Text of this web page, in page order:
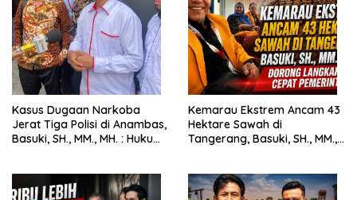
Kasus Dugaan Narkoba
Jerat Tiga Polisi di Anambas,
Basuki, SH., MM., MH. : Hukum
Kemarau Ekstrem Ancam 43
Hektare Sawah di
Tangerang, Basuki, SH., MM.,